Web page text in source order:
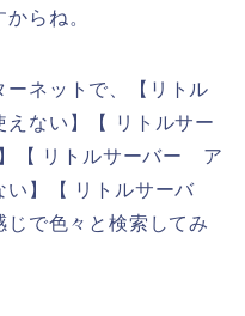
らね。
ーネットで、【リトル
ない】【 リトルサー
【 リトルサーバー ア
】【 リトルサーバ
で色々と検索してみ